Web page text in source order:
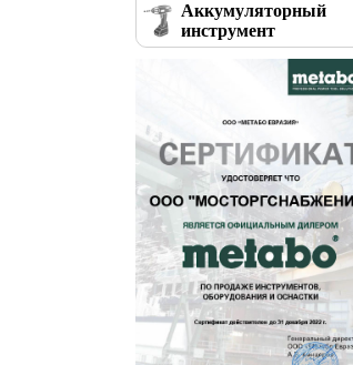
Аккумуляторный
инструмент